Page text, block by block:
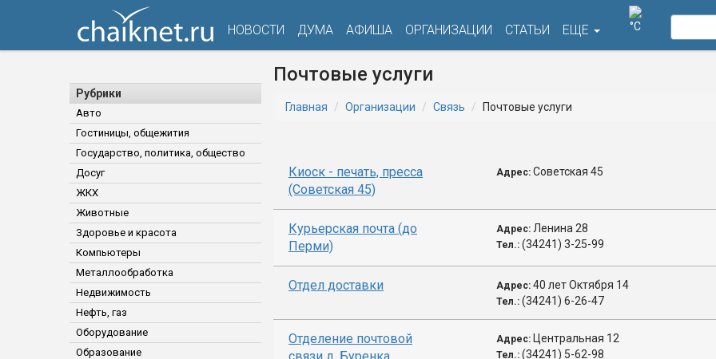
НОВОСТИ ДУМА АФИША ОРГАНИЗАЦИИ СТАТЬИ ЕЩЕ °C
Рубрики
Авто
Гостиницы, общежития
Государство, политика, общество
Досуг
ЖКХ
Животные
Здоровье и красота
Компьютеры
Металлообработка
Недвижимость
Нефть, газ
Оборудование
Образование
Почтовые услуги
Главная Организации Связь Почтовые услуги
Киоск - печать, пресса
(Советская 45)
Адрес: Советская 45
Курьерская почта (до
Перми)
Адрес: Ленина 28
Тел.: (34241) 3-25-99
Отдел доставки Адрес: 40 лет Октября 14
Тел.: (34241) 6-26-47
Отделение почтовой
Адрес: Центральная 12
Тел.: (34241) 5-62-98